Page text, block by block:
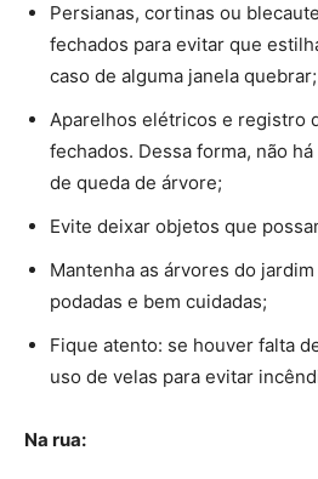
Persianas, cortinas ou
fechados para evitar que
caso de alguma janela quebrar;
Aparelhos elétricos e registro
fechados. Dessa forma, não
de queda de árvore;
Evite deixar objetos que
Mantenha as árvores do
podadas e bem cuidadas;
Fique atento: se houver falta
uso de velas para evitar
Na rua: